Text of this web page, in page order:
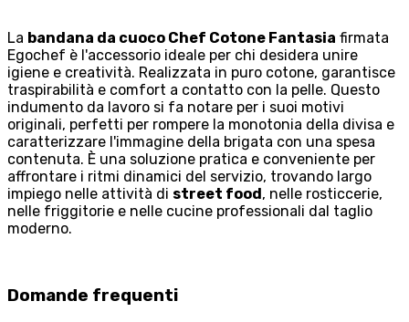
La bandana da cuoco Chef Cotone Fantasia firmata
Egochef è l'accessorio ideale per chi desidera unire
igiene e creatività. Realizzata in puro cotone, garantisce
traspirabilità e comfort a contatto con la pelle. Questo
indumento da lavoro si fa notare per i suoi motivi
originali, perfetti per rompere la monotonia della divisa e
caratterizzare l'immagine della brigata con una spesa
contenuta. È una soluzione pratica e conveniente per
affrontare i ritmi dinamici del servizio, trovando largo
impiego nelle attività di street food, nelle rosticcerie,
nelle friggitorie e nelle cucine professionali dal taglio
moderno.
Domande frequenti